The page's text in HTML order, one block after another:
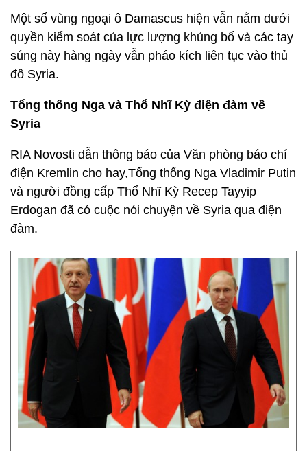
Một số vùng ngoại ô Damascus hiện vẫn nằm dưới
quyền kiểm soát của lực lượng khủng bố và các tay
súng này hàng ngày vẫn pháo kích liên tục vào thủ
đô Syria.
Tổng thống Nga và Thổ Nhĩ Kỳ điện đàm về
Syria
RIA Novosti dẫn thông báo của Văn phòng báo chí
điện Kremlin cho hay,Tổng thống Nga Vladimir Putin
và người đồng cấp Thổ Nhĩ Kỳ Recep Tayyip
Erdogan đã có cuộc nói chuyện về Syria qua điện
đàm.